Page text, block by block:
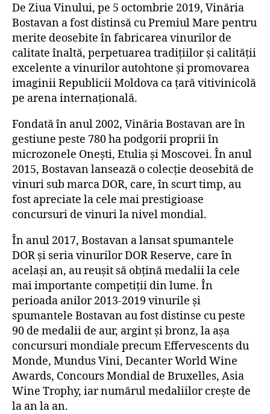
De Ziua Vinului, pe 5 octombrie 2019, Vinăria
Bostavan a fost distinsă cu Premiul Mare pentru
merite deosebite în fabricarea vinurilor de
calitate înaltă, perpetuarea tradițiilor și calității
excelente a vinurilor autohtone și promovarea
imaginii Republicii Moldova ca țară vitivinicolă
pe arena internațională.
Fondată în anul 2002, Vinăria Bostavan are în
gestiune peste 780 ha podgorii proprii în
microzonele Onești, Etulia și Moscovei. În anul
2015, Bostavan lansează o colecție deosebită de
vinuri sub marca DOR, care, în scurt timp, au
fost apreciate la cele mai prestigioase
concursuri de vinuri la nivel mondial.
În anul 2017, Bostavan a lansat spumantele
DOR și seria vinurilor DOR Reserve, care în
același an, au reușit să obțină medalii la cele
mai importante competiții din lume. În
perioada anilor 2013-2019 vinurile și
spumantele Bostavan au fost distinse cu peste
90 de medalii de aur, argint și bronz, la așa
concursuri mondiale precum Effervescents du
Monde, Mundus Vini, Decanter World Wine
Awards, Concours Mondial de Bruxelles, Asia
Wine Trophy, iar numărul medaliilor crește de
la an la an.